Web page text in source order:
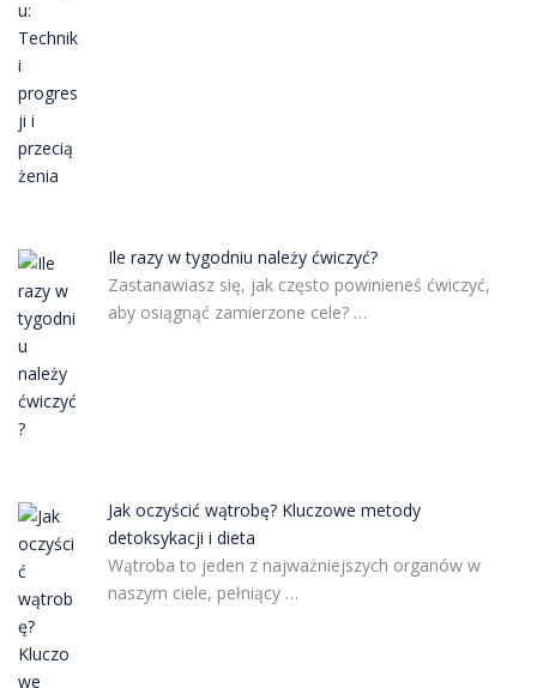
Ile razy w tygodniu należy ćwiczyć?
Zastanawiasz się, jak często powinieneś ćwiczyć,
aby osiągnąć zamierzone cele? …
Jak oczyścić wątrobę? Kluczowe metody
detoksykacji i dieta
Wątroba to jeden z najważniejszych organów w
naszym ciele, pełniący …